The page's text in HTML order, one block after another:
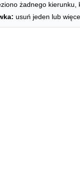
żadnego kierunku,
usuń jeden lub